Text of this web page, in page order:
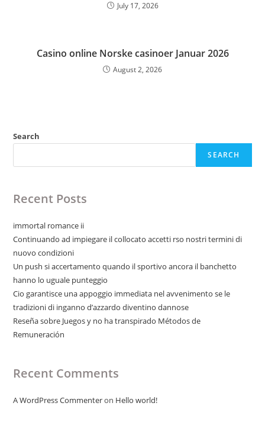
July 17, 2026
Casino online Norske casinoer Januar 2026
August 2, 2026
Search
SEARCH
Recent Posts
immortal romance ii
Continuando ad impiegare il collocato accetti rso nostri termini di
nuovo condizioni
Un push si accertamento quando il sportivo ancora il banchetto
hanno lo uguale punteggio
Cio garantisce una appoggio immediata nel avvenimento se le
tradizioni di inganno d’azzardo diventino dannose
Reseña sobre Juegos y no ha transpirado Métodos de
Remuneración
Recent Comments
A WordPress Commenteron Hello world!